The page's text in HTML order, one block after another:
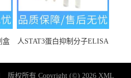
盒
人STAT3蛋白抑制分子ELISA
版权所有 Copyright (©) 2026 XML